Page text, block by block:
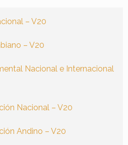
– V20
– V20
Nacional e Internacional
Nacional – V20
Andino – V20